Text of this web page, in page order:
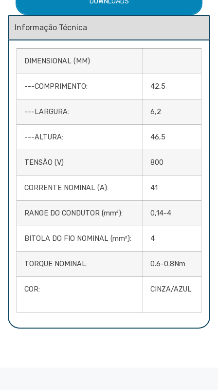
DIMENSIONAL (MM)
---COMPRIMENTO: 42,5
---LARGURA: 6,2
---ALTURA: 46,5
TENSÃO (V) 800
CORRENTE NOMINAL (A): 41
RANGE DO CONDUTOR (mm²): 0,14-4
BITOLA DO FIO NOMINAL (mm²): 4
TORQUE NOMINAL: 0.6-0.8Nm
COR: CINZA/AZUL